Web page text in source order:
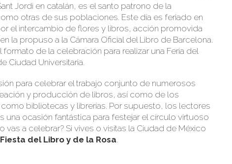
Jordi en catalán, es el santo patrono de la
otras de sus poblaciones. Este día es feriado en
el intercambio de flores y libros, acción promovida
la propuso a la Cámara Oficial del Libro de Barcelona.
de la celebración para realizar una Feria del
Ciudad Universitaria.
para celebrar el trabajo conjunto de numerosos
y producción de libros, así como de los
bibliotecas y librerías. Por supuesto, los lectores
una ocasión fantástica para festejar el círculo virtuoso
vas a celebrar? Si vives o visitas la Ciudad de México
Fiesta del Libro y de la Rosa.